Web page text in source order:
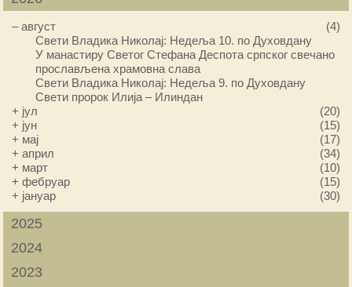
–август
(4)
Свети Владика Николај: Недеља 10. по Духовдану
У манастиру Светог Стефана Деспота српског свечано
прослављена храмовна слава
Свети Владика Николај: Недеља 9. по Духовдану
Свети пророк Илија – Илиндан
+ јул
(20)
+ јун
(15)
+ мај
(17)
+април
(34)
+ март
(10)
+фебруар
(15)
+ јануар (30)
2025
2024
2023